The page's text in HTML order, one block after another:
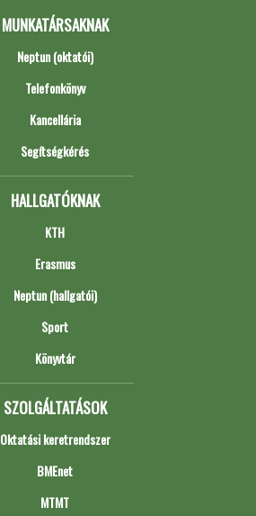
MUNKATÁRSAKNAK
Neptun (oktatói)
Telefonkönyv
Kancellária
Segítségkérés
HALLGATÓKNAK
KTH
Erasmus
Neptun (hallgatói)
Sport
Könyvtár
SZOLGÁLTATÁSOK
Oktatási keretrendszer
BMEnet
MTMT